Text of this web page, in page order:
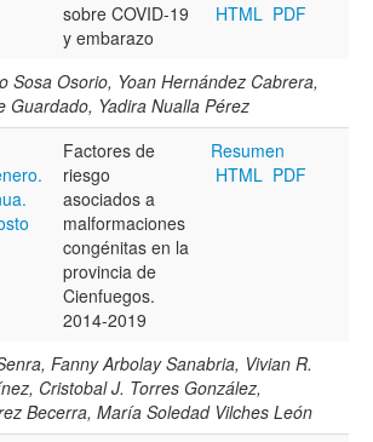
indexación
sobre COVID-19
y embarazo
HTML PDF
Sosa Osorio, Yoan Hernández Cabrera,
Guardado, Yadira Nualla Pérez
Factores de
riesgo
asociados a
malformaciones
congénitas en la
provincia de
Cienfuegos.
2014-2019
Resumen
HTML PDF
Fanny Arbolay Sanabria, Vivian R.
Cristobal J. Torres González,
Becerra, María Soledad Vilches León